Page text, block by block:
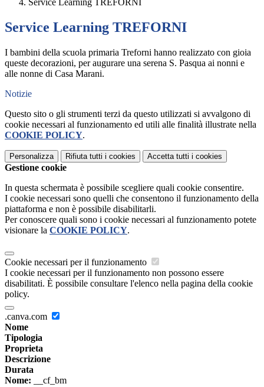
Service Learning TREFORNI
Service Learning TREFORNI
I bambini della scuola primaria Treforni hanno realizzato con gioia
queste decorazioni, per augurare una serena S. Pasqua ai nonni e
alle nonne di Casa Marani.
Notizie
Questo sito o gli strumenti terzi da questo utilizzati si avvalgono di
cookie necessari al funzionamento ed utili alle finalità illustrate nella
COOKIE POLICY.
Personalizza Rifiuta tutti i cookies Accetta tutti i cookies
Gestione cookie
In questa schermata è possibile scegliere quali cookie consentire.
I cookie necessari sono quelli che consentono il funzionamento della
piattaforma e non è possibile disabilitarli.
Per conoscere quali sono i cookie necessari al funzionamento potete
visionare la COOKIE POLICY.
Cookie necessari per il funzionamento
I cookie necessari per il funzionamento non possono essere
disabilitati. È possibile consultare l'elenco nella pagina della cookie
policy.
.canva.com
Nome
Tipologia
Proprieta
Descrizione
Durata
Nome: __cf_bm